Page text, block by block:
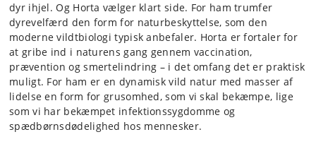
dyr ihjel. Og Horta vælger klart side. For ham trumfer
dyrevelfærd den form for naturbeskyttelse, som den
moderne vildtbiologi typiskanbefaler. Horta er fortaler for
at gribe ind i naturens gang gennem vaccination,
prævention og smertelindring – i det omfang det er praktisk
muligt. For ham er en dynamiskvild natur med masser af
lidelse en form forgrusomhed,som vi skal bekæmpe, lige
som vi har bekæmpet infektionssygdomme og
spædbørnsdødelighed hos mennesker.